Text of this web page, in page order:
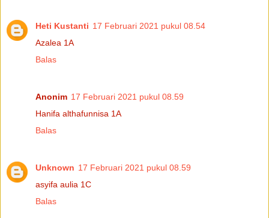
Heti Kustanti 17 Februari 2021 pukul 08.54
Azalea 1A
Balas
Anonim 17 Februari 2021 pukul 08.59
Hanifa althafunnisa 1A
Balas
Unknown 17 Februari 2021 pukul 08.59
asyifa aulia 1C
Balas